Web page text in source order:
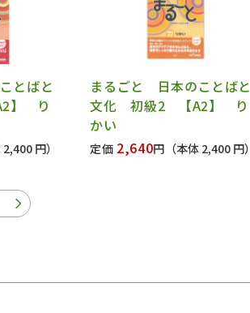
とばと
】 り
2,400 円）
まるごと 日本のことばと
文化 初級2 【A2】 り
かい
定価 2,640円 （本体 2,400 円）